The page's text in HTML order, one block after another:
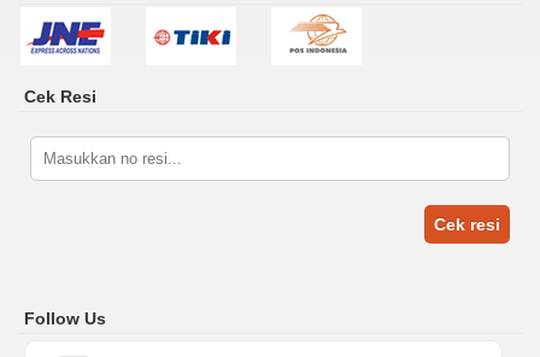
Cek Resi
Cek resi
Follow Us